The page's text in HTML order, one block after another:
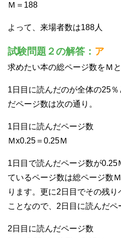
Ｍ＝188
よって、来場者数は188人
試験問題２の解答： ア
求めたい本の総ページ数をＭと
1日目に読んだのが全体の25
だページ数は次の通り。
1日目に読んだページ数
Ｍx0.25＝0.25Ｍ
1日目で読んだページ数が0.25
ているページ数は総ページ数
ります。更に2日目でその残
ことなので、2日目に読んだペ
2日目に読んだページ数